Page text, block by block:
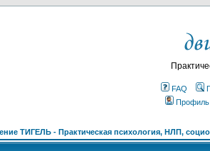
FAQ
Профиль
ТИГЕЛЬ - Практическая психология, НЛП,